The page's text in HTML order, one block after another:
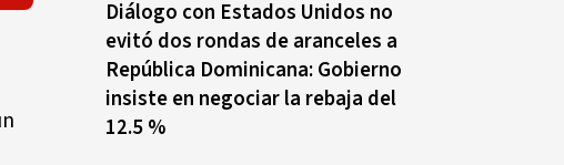
Diálogo con Estados Unidos no
evitó dos rondas de aranceles a
República Dominicana: Gobierno
insiste en negociar la rebaja del
12.5 %